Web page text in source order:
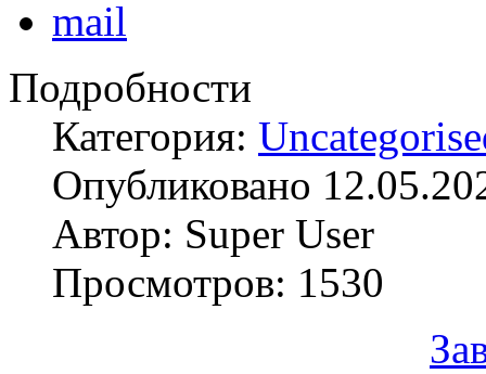
Подробности
Категория:
Опубликовано
Автор: Super User
Просмотров: 1530